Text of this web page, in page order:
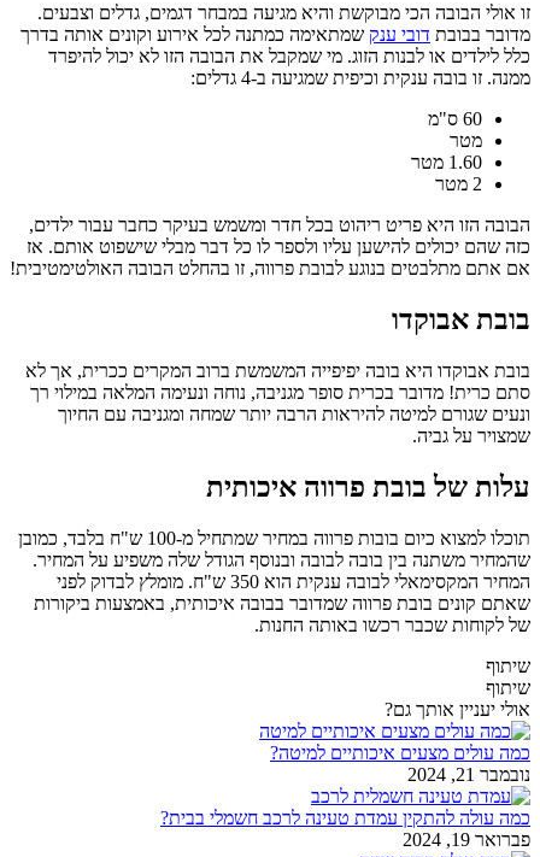
זו אולי הבובה הכי מבוקשת והיא מגיעה במבחר דגמים, גדלים וצבעים.
מדובר בבובת דובי ענק שמתאימה כמתנה לכל אירוע וקונים אותה בדרך
כלל לילדים או לבנות הזוג. מי שמקבל את הבובה הזו לא יכול להיפרד
ממנה. זו בובה ענקית וכיפית שמגיעה ב-4 גדלים:
60 ס"מ
מטר
1.60 מטר
2 מטר
הבובה הזו היא פריט ריהוט בכל חדר ומשמש בעיקר כחבר עבור ילדים,
כזה שהם יכולים להישען עליו ולספר לו כל דבר מבלי שישפוט אותם. אז
אם אתם מתלבטים בנוגע לבובת פרווה, זו בהחלט הבובה האולטימטיבית!
בובת אבוקדו
בובת אבוקדו היא בובה יפיפייה המשמשת ברוב המקרים ככרית, אך לא
סתם כרית! מדובר בכרית סופר מגניבה, נוחה ונעימה המלאה במילוי רך
ונעים שגורם למיטה להיראות הרבה יותר שמחה ומגניבה עם החיוך
שמצויר על גביה.
עלות של בובת פרווה איכותית
תוכלו למצוא כיום בובות פרווה במחיר שמתחיל מ-100 ש"ח בלבד, כמובן
שהמחיר משתנה בין בובה לבובה ובנוסף הגודל שלה משפיע על המחיר.
המחיר המקסימאלי לבובה ענקית הוא 350 ש"ח. מומלץ לבדוק לפני
שאתם קונים בובת פרווה שמדובר בבובה איכותית, באמצעות ביקורות
של לקוחות שכבר רכשו באותה החנות.
שיתוף
שיתוף
אולי יעניין אותך גם?
כמה עולים מצעים איכותיים למיטה?
נובמבר 21, 2024
כמה עולה להתקין עמדת טעינה לרכב חשמלי בבית?
פברואר 19, 2024